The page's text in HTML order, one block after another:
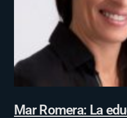
Mar Romera: La